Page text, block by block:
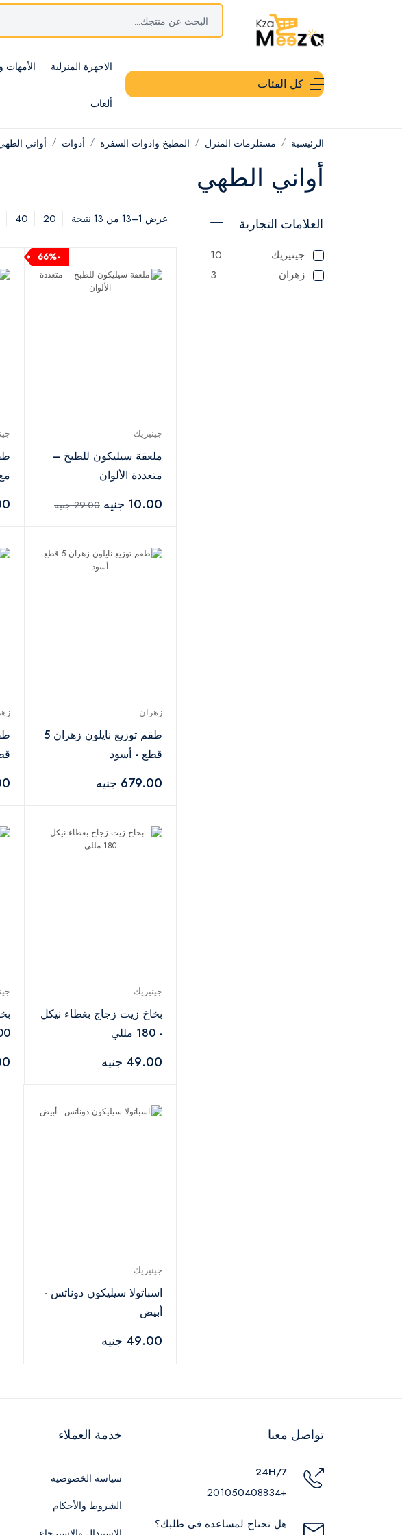
كل الفئات
الاجهزة المنزلية الأمهات
ألعاب
الرئيسية مستلزمات المنزل المطبخ وادوات السفرة أدوات أواني
أواني الطهي
العلامات التجارية
جينيريك
10
زهران
3
عرض 1–13 من 13 نتيجة 20
40
-66%
جينيريك
ملعقة سيليكون للطبخ –
متعددة الألوان
10.00 جنيه 29.00 جنيه
زهران
طقم توزيع نايلون زهران 5
قطع - أسود
679.00 جنيه
جينيريك
بخاخ زيت زجاج بغطاء نيكل
- 180 مللي
49.00 جنيه
100
جينيريك
اسباتولا سيليكون دوناتس -
أبيض
49.00 جنيه
تواصل معنا
24H/7
+201050408834
هل تحتاج لمساعده في طلبك؟
خدمة العملاء
سياسة الخصوصية
الشروط والأحكام